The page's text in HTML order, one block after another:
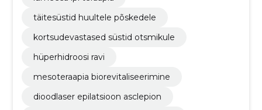
täitesüstid huultele põskedele
kortsudevastased süstid otsmikule
hüperhidroosi ravi
mesoteraapia biorevitaliseerimine
dioodlaser epilatsioon asclepion